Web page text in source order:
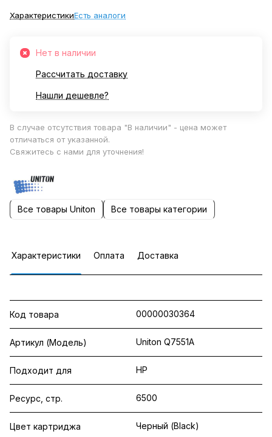
ХарактеристикиЕсть аналоги
Нет в наличии
Рассчитать доставку
Нашли дешевле?
В случае отсутствия товара "В наличии" - цена может
отличаться от указанной.
Свяжитесь с нами для уточнения!
Все товары Uniton Все товары категории
Характеристики Оплата Доставка
Код товара 00000030364
Артикул (Модель) Uniton Q7551A
Подходит для HP
Ресурс, стр. 6500
Цвет картриджа Черный (Black)